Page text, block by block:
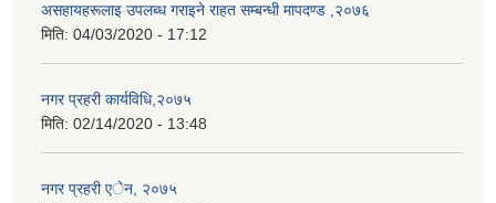
असहायहरूलाइ उपलब्ध गराइने राहत सम्बन्धी मापदण्ड ,२०७६
मिति: 04/03/2020 - 17:12
नगर प्रहरी कार्यविधि,२०७५
मिति: 02/14/2020 - 13:48
नगर प्रहरी एेन, २०७५